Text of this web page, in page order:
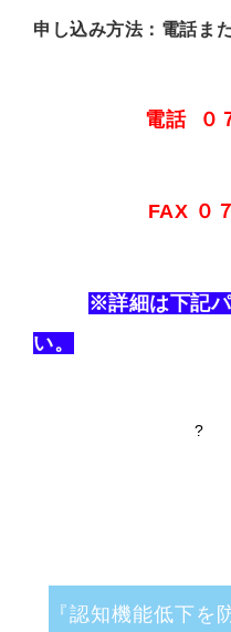
申し込み方法：電話ま
電話 ０
FAX ０７６６
※詳細は下記
い。
?
『認知機能低下